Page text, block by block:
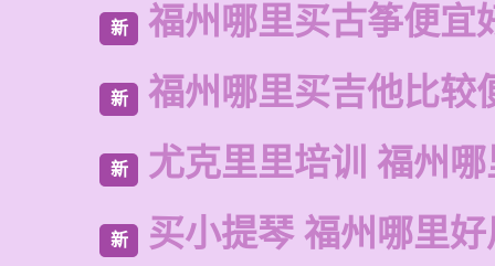
新 福州哪里买古筝便宜
新 福州哪里买吉他比较
新 尤克里里培训 福州
新 买小提琴 福州哪里